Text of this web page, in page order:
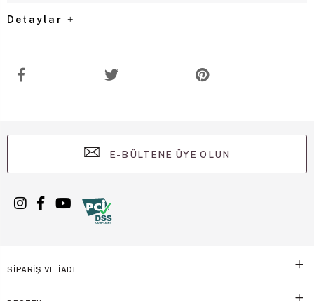
Detaylar
E-BÜLTENE ÜYE OLUN
SİPARİŞ VE İADE